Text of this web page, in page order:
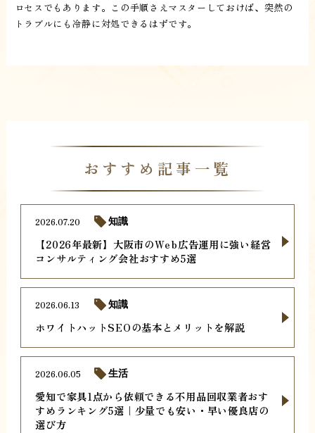
ロセスでもあります。この手順さえマスターしておけば、突然の
トラブルにも冷静に対処できるはずです。
おすすめ記事一覧
【2026年最新】大阪市のWeb広告運用に強い経営
コンサルティング会社おすすめ5選
2026.07.20 知識
ホワイトハットSEOの基本とメリットを解説
2026.06.13 知識
愛知で家具1点から依頼できる不用品回収業者おす
すめランキング5選｜少量でも安い・早い優良店の
選び方
2026.06.05 生活